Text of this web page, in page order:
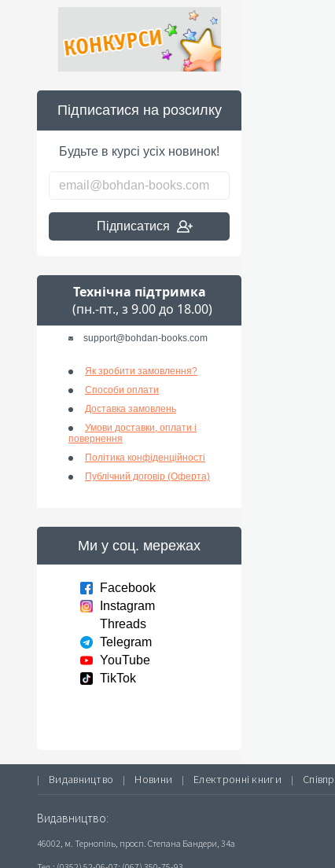
Підписатися на розсилку
Будьте в курсі усіх новинок!
Підписатися
Технічна підтримка
(пн.-пт., з 9.00 до 18.00)
support@bohdan-books.com
Як зробити замовлення?
Способи оплати
Доставка замовлень
Умови доставки, оплати і
повернення
Політика конфіденційності
Публічний договір (Оферта)
Ми у соц. мережах
Facebook
Instagram
Threads
Telegram
YouTube
TikTok
| Видавництво | Новини | Електронні книги |
Видавництво:
46002, м. Тернопіль, просп. Степана Бандери, 34а